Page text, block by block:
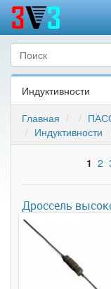
Индуктивности
Главная
Индуктивности
1 2
Дроссель